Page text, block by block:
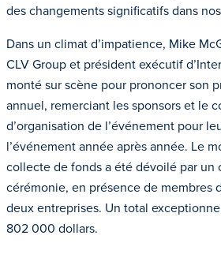
des changements significatifs dans
Dans un climat d’impatience, Mike
CLV Group et président exécutif
monté sur scène pour prononcer son
annuel, remerciant les sponsors et le
d’organisation de l’événement pour
l’événement année après année. Le
collecte de fonds a été dévoilé par un
cérémonie, en présence de membres
deux entreprises. Un total
802 000 dollars.